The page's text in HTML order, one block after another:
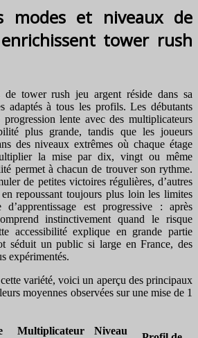
modes et niveaux de
tower rush
de tower rush jeu argent réside dans sa
adaptés à tous les profils. Les débutants
lente avec des multiplicateurs
plus grande, tandis que les joueurs
des niveaux extrêmes où chaque étage
la mise par dix, vingt ou même
permet à chacun de trouver son rythme.
de petites victoires régulières, d’autres
repoussant toujours plus loin les limites
est progressive : après
instinctivement quand le risque
accessibilité explique en grande partie
séduit un public si large en France, des
expérimentés.
variété, voici un aperçu des principaux
moyennes observées sur une mise de 1
Multiplicateur
Niveau